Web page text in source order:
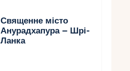
Священне місто
Анурадхапура – Шрі-
Ланка